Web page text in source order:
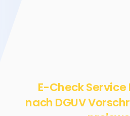
E-Check
nach DGUV